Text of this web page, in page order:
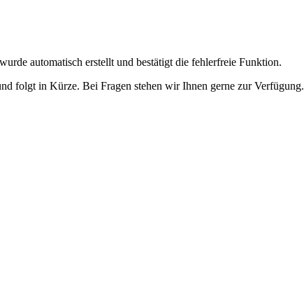
automatisch erstellt und bestätigt die fehlerfreie Funktion.
folgt in Kürze. Bei Fragen stehen wir Ihnen gerne zur Verfügung.